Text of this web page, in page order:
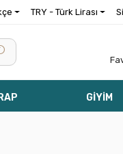
TRY - Türk Lirası
GİYİM